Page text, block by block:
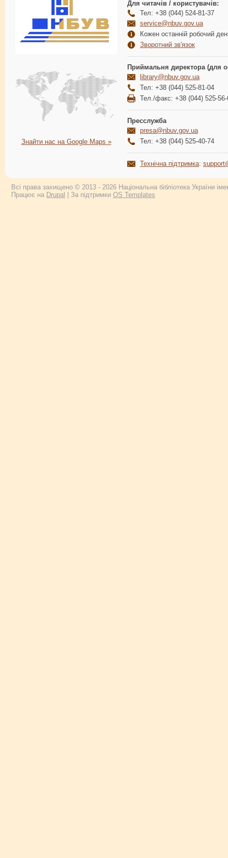
Знайти нас на Google Maps »
Для читачів / користувачів:
Тел: +38 (044) 524-81-37
service@nbuv.gov.ua
Кожен останній робочий
Зворотний зв'язок
Приймальня директора (для
library@nbuv.gov.ua
Тел: +38 (044) 525-81-04
Тел./факс: +38 (044) 525-56-
Пресслужба
presa@nbuv.gov.ua
Тел: +38 (044) 525-40-74
Технічна підтримка:
Всі права захищено © 2013 - 2026 Національна бібліотека України
Працює на Drupal | За підтримки OS Templates